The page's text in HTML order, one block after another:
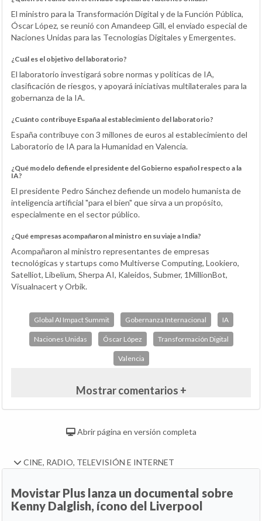
El ministro para la Transformación Digital y de la Función Pública,
Óscar López, se reunió con Amandeep Gill, el enviado especial de
Naciones Unidas para las Tecnologías Digitales y Emergentes.
¿Cuál es el objetivo del laboratorio?
El laboratorio investigará sobre normas y políticas de IA,
clasificación de riesgos, y apoyará iniciativas multilaterales para la
gobernanza de la IA.
¿Cuánto contribuye España al establecimiento del laboratorio?
España contribuye con 3 millones de euros al establecimiento del
Laboratorio de IA para la Humanidad en Valencia.
¿Qué modelo defiende el presidente del Gobierno español respecto a la
IA?
El presidente Pedro Sánchez defiende un modelo humanista de
inteligencia artificial "para el bien" que sirva a un propósito,
especialmente en el sector público.
¿Qué empresas acompañaron al ministro en su viaje a India?
Acompañaron al ministro representantes de empresas
tecnológicas y startups como Multiverse Computing, Lookiero,
Satelliot, Libelium, Sherpa AI, Kaleidos, Submer, 1MillionBot,
Visualnacert y Orbik.
Global AI Impact Summit Gobernanza Internacional IA
Naciones Unidas Óscar López Transformación Digital
Valencia
Mostrar comentarios +
Abrir página en versión completa
CINE, RADIO, TELEVISIÓN E INTERNET
Movistar Plus lanza un documental sobre
Kenny Dalglish, ícono del Liverpool